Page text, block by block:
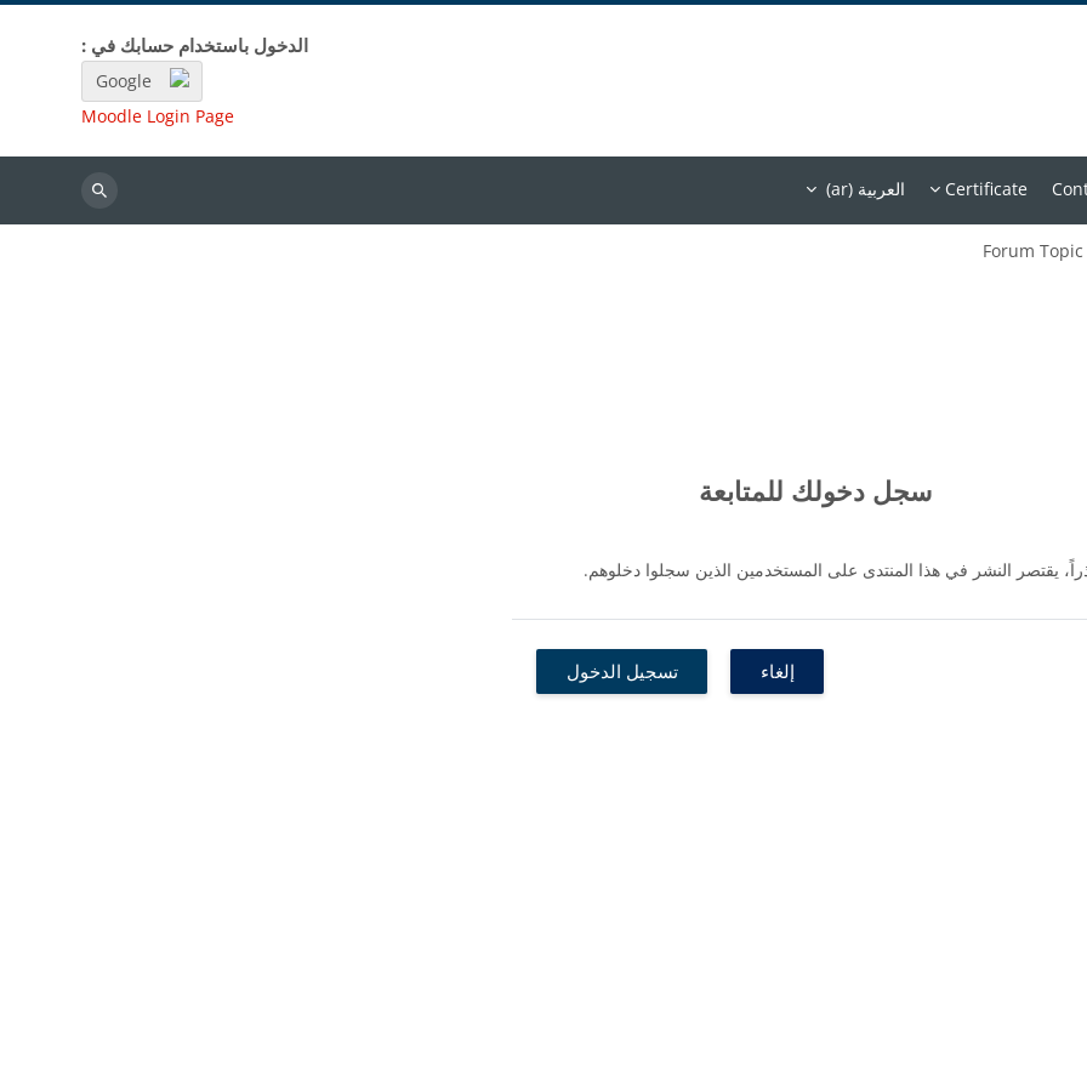
الدخول باستخدام حسابك في :
Google
Moodle Login Page
Certificate العربية ‎(ar)‎
بحث
Forum Topic
سجل دخولك للمتابعة
يقتصر النشر في هذا المنتدى على المستخدمين الذين سجلوا دخلوهم.
إلغاء تسجيل الدخول